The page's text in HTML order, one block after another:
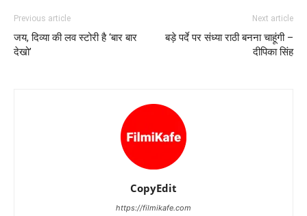
Previous article
जय, दिव्या की लव स्‍टोरी है ‘बार बार
देखो’
Next article
बड़े पर्दे पर संध्‍या राठी बनना चाहूंगी –
दीपिका सिंह
CopyEdit
https://filmikafe.com